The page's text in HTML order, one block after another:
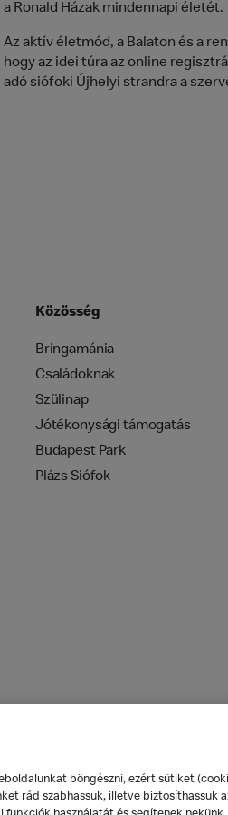
a Ronald Házak mindennapi életét.
Az aktív életmód, a Balaton és a
hogy az idei túra az online
adó siófoki Újhelyi strandra a
Közösség
Bringamánia
Családoknak
Szülinap
Jótékonysági támogatás
Budapest Park
Plázs Siófok
böngészni, ezért sütiket
rád szabhassuk, illetve biztosíthassuk